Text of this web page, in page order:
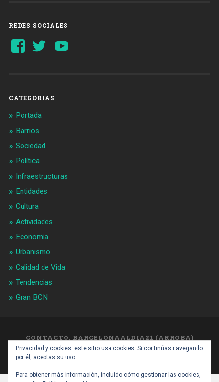
REDES SOCIALES
Ver
perfil
Ver
perfil
CATEGORIAS
Portada
Barrios
Sociedad
Política
Infraestructuras
Entidades
Cultura
Actividades
Economía
Urbanismo
Calidad de Vida
Tendencias
Gran BCN
CONTACTO: BARCELONAALDIA21 (ARROBA)
GMAIL.COM
Privacidad y cookies: este sitio usa cookies. Si continúas navegando
por él, aceptas su uso.
Para obtener más información, incluido cómo gestionar las cookies,